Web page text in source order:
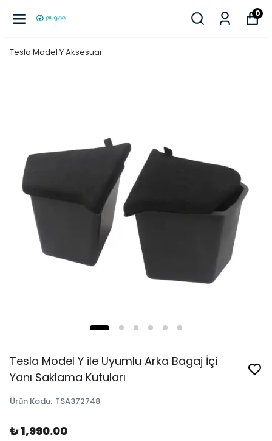
0
Tesla Model Y Aksesuar
Tesla Model Y ile Uyumlu Arka Bagaj İçi
Yanı Saklama Kutuları
Ürün Kodu: TSA372748
₺ 1,990.00